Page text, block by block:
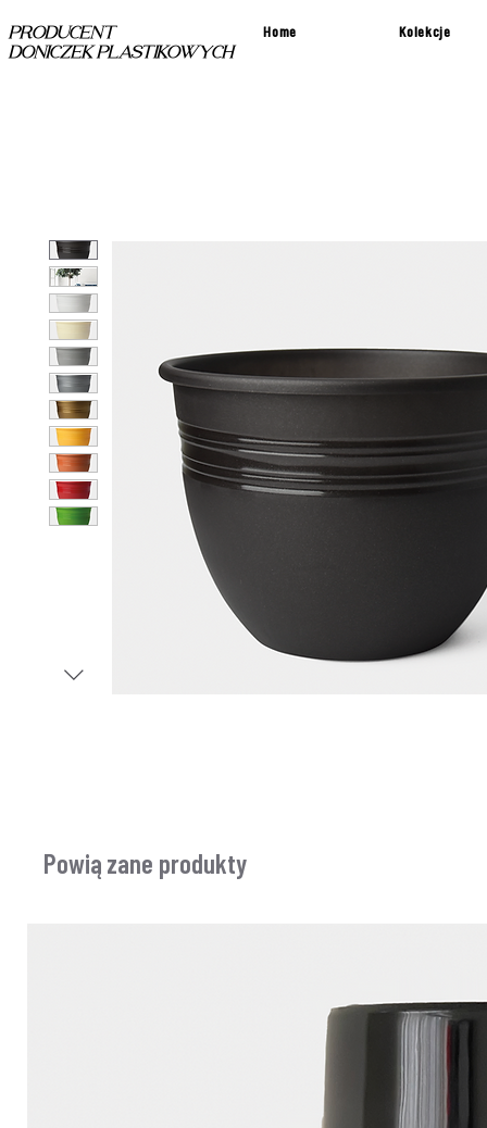
Home Kolekcje
PRODUCENT
DONICZEK PLASTIKOWYCH
Powiązane produkty